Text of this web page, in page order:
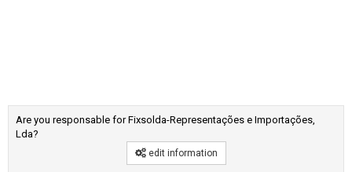
Are you responsable for Fixsolda-Representações e Importações,
Lda?
edit information